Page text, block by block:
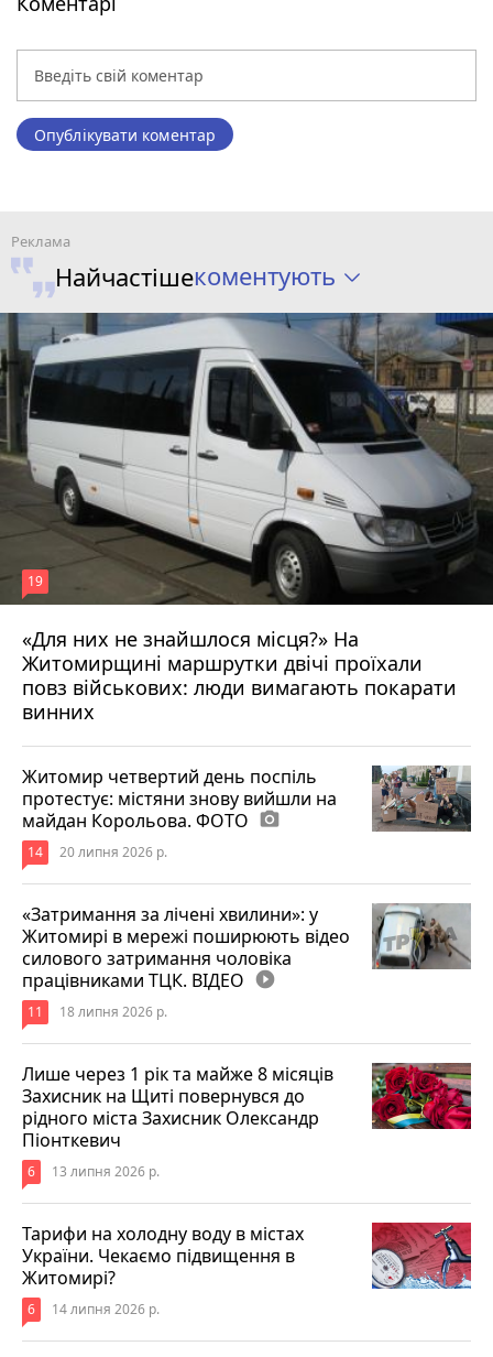
Опублікувати коментар
Найчастішекоментують
«Для них не знайшлося місця?» На
Житомирщині маршрутки двічі проїхали
повз військових: люди вимагають покарати
винних
19
17 липня 2026 р.
Житомир четвертий день поспіль
протестує: містяни знову вийшли на
майдан Корольова. ФОТО photo_camera
14 20 липня 2026 р.
«Затримання за лічені хвилини»: у
Житомирі в мережі поширюють відео
силового затримання чоловіка
працівниками ТЦК. ВІДЕО play_circle_filled
11 18 липня 2026 р.
Лише через 1 рік та майже 8 місяців
Захисник на Щиті повернувся до
рідного міста Захисник Олександр
Піонткевич
6 13 липня 2026 р.
Тарифи на холодну воду в містах
України. Чекаємо підвищення в
Житомирі?
6 14 липня 2026 р.